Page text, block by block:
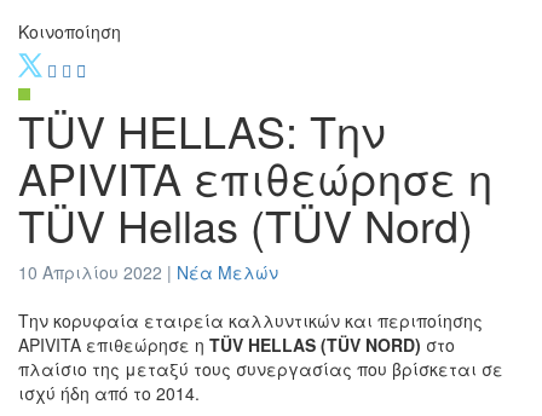
Κοινοποίηση
TÜV HELLAS: Την
APIVITA επιθεώρησε η
TÜV Hellas (TÜV Nord)
10 Απριλίου 2022 | Νέα Μελών
Την κορυφαία εταιρεία καλλυντικών και περιποίησης
APIVITA επιθεώρησε η TÜV HELLAS (TÜV NORD) στο
πλαίσιο της μεταξύ τους συνεργασίας που βρίσκεται σε
ισχύ ήδη από το 2014.